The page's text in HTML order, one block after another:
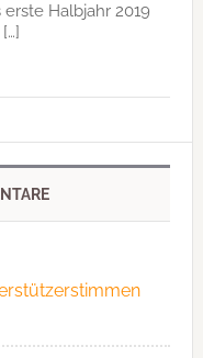
Halbjahr 2019